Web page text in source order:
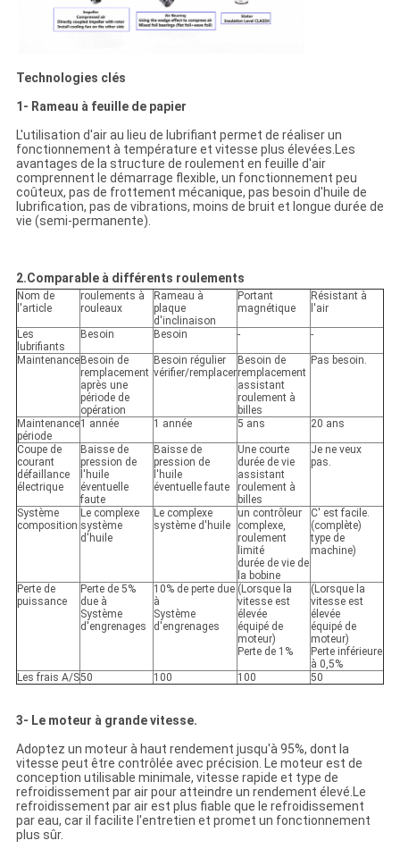
Technologies clés
1- Rameau à feuille de papier
L'utilisation d'air au lieu de lubrifiant permet de réaliser un
fonctionnement à température et vitesse plus élevées.Les
avantages de la structure de roulement en feuille d'air
comprennent le démarrage flexible, un fonctionnement peu
coûteux, pas de frottement mécanique, pas besoin d'huile de
lubrification, pas de vibrations, moins de bruit et longue durée de
vie (semi-permanente).
2.Comparable à différents roulements
Nom de
l'article
roulements à
rouleaux
Rameau à
plaque
d'inclinaison
Portant
magnétique
Résistant à
l'air
Les
lubrifiants
Besoin Besoin - -
Maintenance Besoin de
remplacement
après une
période de
opération
Besoin régulier
vérifier/remplacer
Besoin de
remplacement
assistant
roulement à
billes
Pas besoin.
Maintenance
période
1 année 1 année 5 ans 20 ans
Coupe de
courant
défaillance
électrique
Baisse de
pression de
l'huile
éventuelle
faute
Baisse de
pression de
l'huile
éventuelle faute
Une courte
durée de vie
assistant
roulement à
billes
Je ne veux
pas.
Système
composition
Le complexe
système
d'huile
Le complexe
système d'huile
un contrôleur
complexe,
roulement
limité
durée de vie de
la bobine
C' est facile.
(complète)
type de
machine)
Perte de
puissance
Perte de 5%
due à
Système
d'engrenages
10% de perte due
à
Système
d'engrenages
(Lorsque la
vitesse est
élevée
équipé de
moteur)
Perte de 1%
(Lorsque la
vitesse est
élevée
équipé de
moteur)
Perte inférieure
à 0,5%
Les frais A/S50 100 100 50
3- Le moteur à grande vitesse.
Adoptez un moteur à haut rendement jusqu'à 95%, dont la
vitesse peut être contrôlée avec précision. Le moteur est de
conception utilisable minimale, vitesse rapide et type de
refroidissement par air pour atteindre un rendement élevé.Le
refroidissement par air est plus fiable que le refroidissement
par eau, car il facilite l'entretien et promet un fonctionnement
plus sûr.